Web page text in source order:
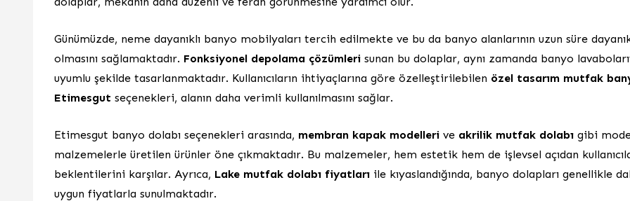
Günümüzde, neme dayanıklı banyo mobilyaları tercih edilmekte ve bu da banyo alanlarının uzun süre
olmasını sağlamaktadır. Fonksiyonel depolama çözümleri sunan bu dolaplar, aynı zamanda banyo
uyumlu şekilde tasarlanmaktadır. Kullanıcıların ihtiyaçlarına göre özelleştirilebilen özel tasarım mutfak
Etimesgut seçenekleri, alanın daha verimli kullanılmasını sağlar.
Etimesgut banyo dolabı seçenekleri arasında, membran kapak modelleri ve akrilik mutfak dolabı gibi
malzemelerle üretilen ürünler öne çıkmaktadır. Bu malzemeler, hem estetik hem de işlevsel açıdan
beklentilerini karşılar. Ayrıca, Lake mutfak dolabı fiyatları ile kıyaslandığında, banyo dolapları genellikle
uygun fiyatlarla sunulmaktadır.